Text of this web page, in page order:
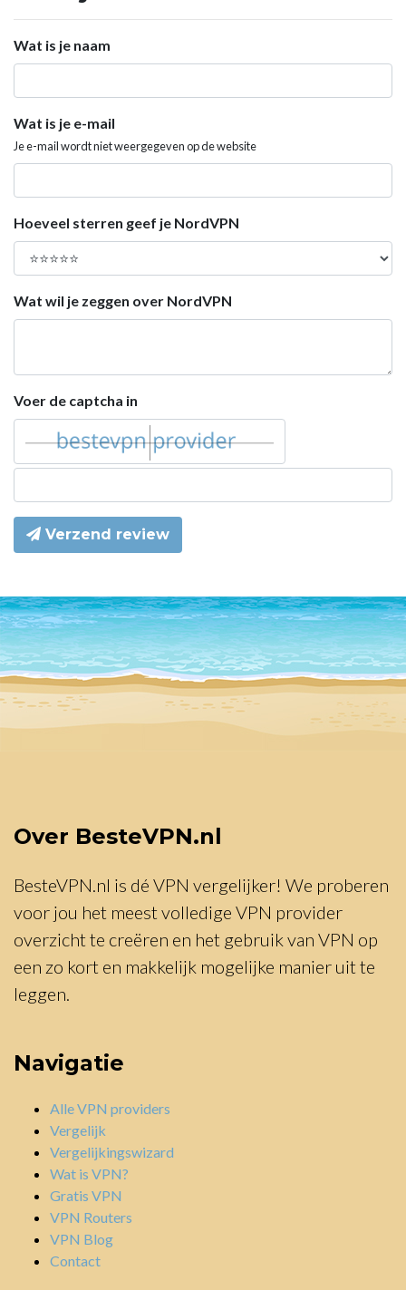
Wat is je naam
Wat is je e-mail
Je e-mail wordt niet weergegeven op de website
Hoeveel sterren geef je NordVPN
Wat wil je zeggen over NordVPN
Voer de captcha in
Verzend review
Over BesteVPN.nl
BesteVPN.nl is dé VPN vergelijker! We proberen
voor jou het meest volledige VPN provider
overzicht te creëren en het gebruik van VPN op
een zo kort en makkelijk mogelijke manier uit te
leggen.
Navigatie
Alle VPN providers
Vergelijk
Vergelijkingswizard
Wat is VPN?
Gratis VPN
VPN Routers
VPN Blog
Contact